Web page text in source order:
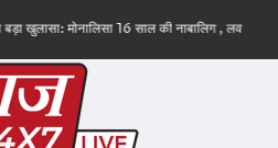
मोनालिसा 16 साल की नाबालिग , लव जिहाद के